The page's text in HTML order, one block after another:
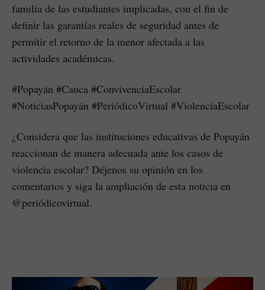
familia de las estudiantes implicadas, con el fin de
definir las garantías reales de seguridad antes de
permitir el retorno de la menor afectada a las
actividades académicas.
#Popayán #Cauca #ConvivenciaEscolar
#NoticiasPopayán #PeriódicoVirtual #ViolenciaEscolar
¿Considera que las instituciones educativas de Popayán
reaccionan de manera adecuada ante los casos de
violencia escolar? Déjenos su opinión en los
comentarios y siga la ampliación de esta noticia en
@periódicovirtual.